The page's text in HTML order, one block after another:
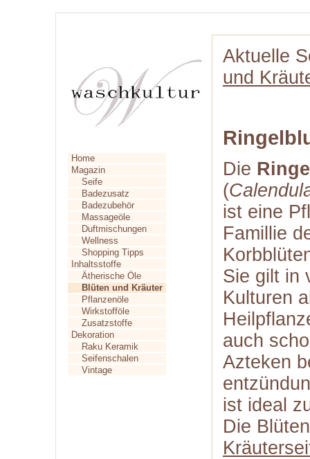
Home
Magazin
Seife
Badezusatz
Badezubehör
Massageöle
Duftmischungen
Wellness
Shopping Tipps
Inhaltsstoffe
Ätherische Öle
Blüten und Kräuter
Pflanzenöle
Wirkstofföle
Zusatzstoffe
Dekoration
Raku Keramik
Seifenschalen
Vintage
Aktuelle
und
Die
(
ist eine
Famillie
Sie gilt in
Kulturen
auch
Azteken
ist ideal
Die